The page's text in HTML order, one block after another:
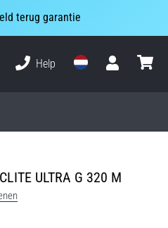
terug garantie
Help
ULTRA G 320 M